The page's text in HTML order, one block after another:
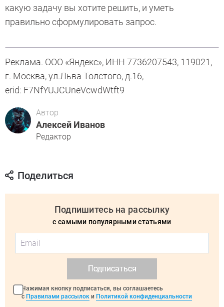
какую задачу вы хотите решить, и уметь
правильно сформулировать запрос.
Реклама. ООО «Яндекс», ИНН 7736207543, 119021,
г. Москва, ул.Льва Толстого, д.16,
erid: F7NfYUJCUneVcwdWtft9
Автор
Алексей Иванов
Редактор
Поделиться
Подпишитесь на рассылку
с самыми популярными статьями
Подписаться
Нажимая кнопку подписаться, вы соглашаетесь
с Правилами рассылок и Политикой конфиденциальности